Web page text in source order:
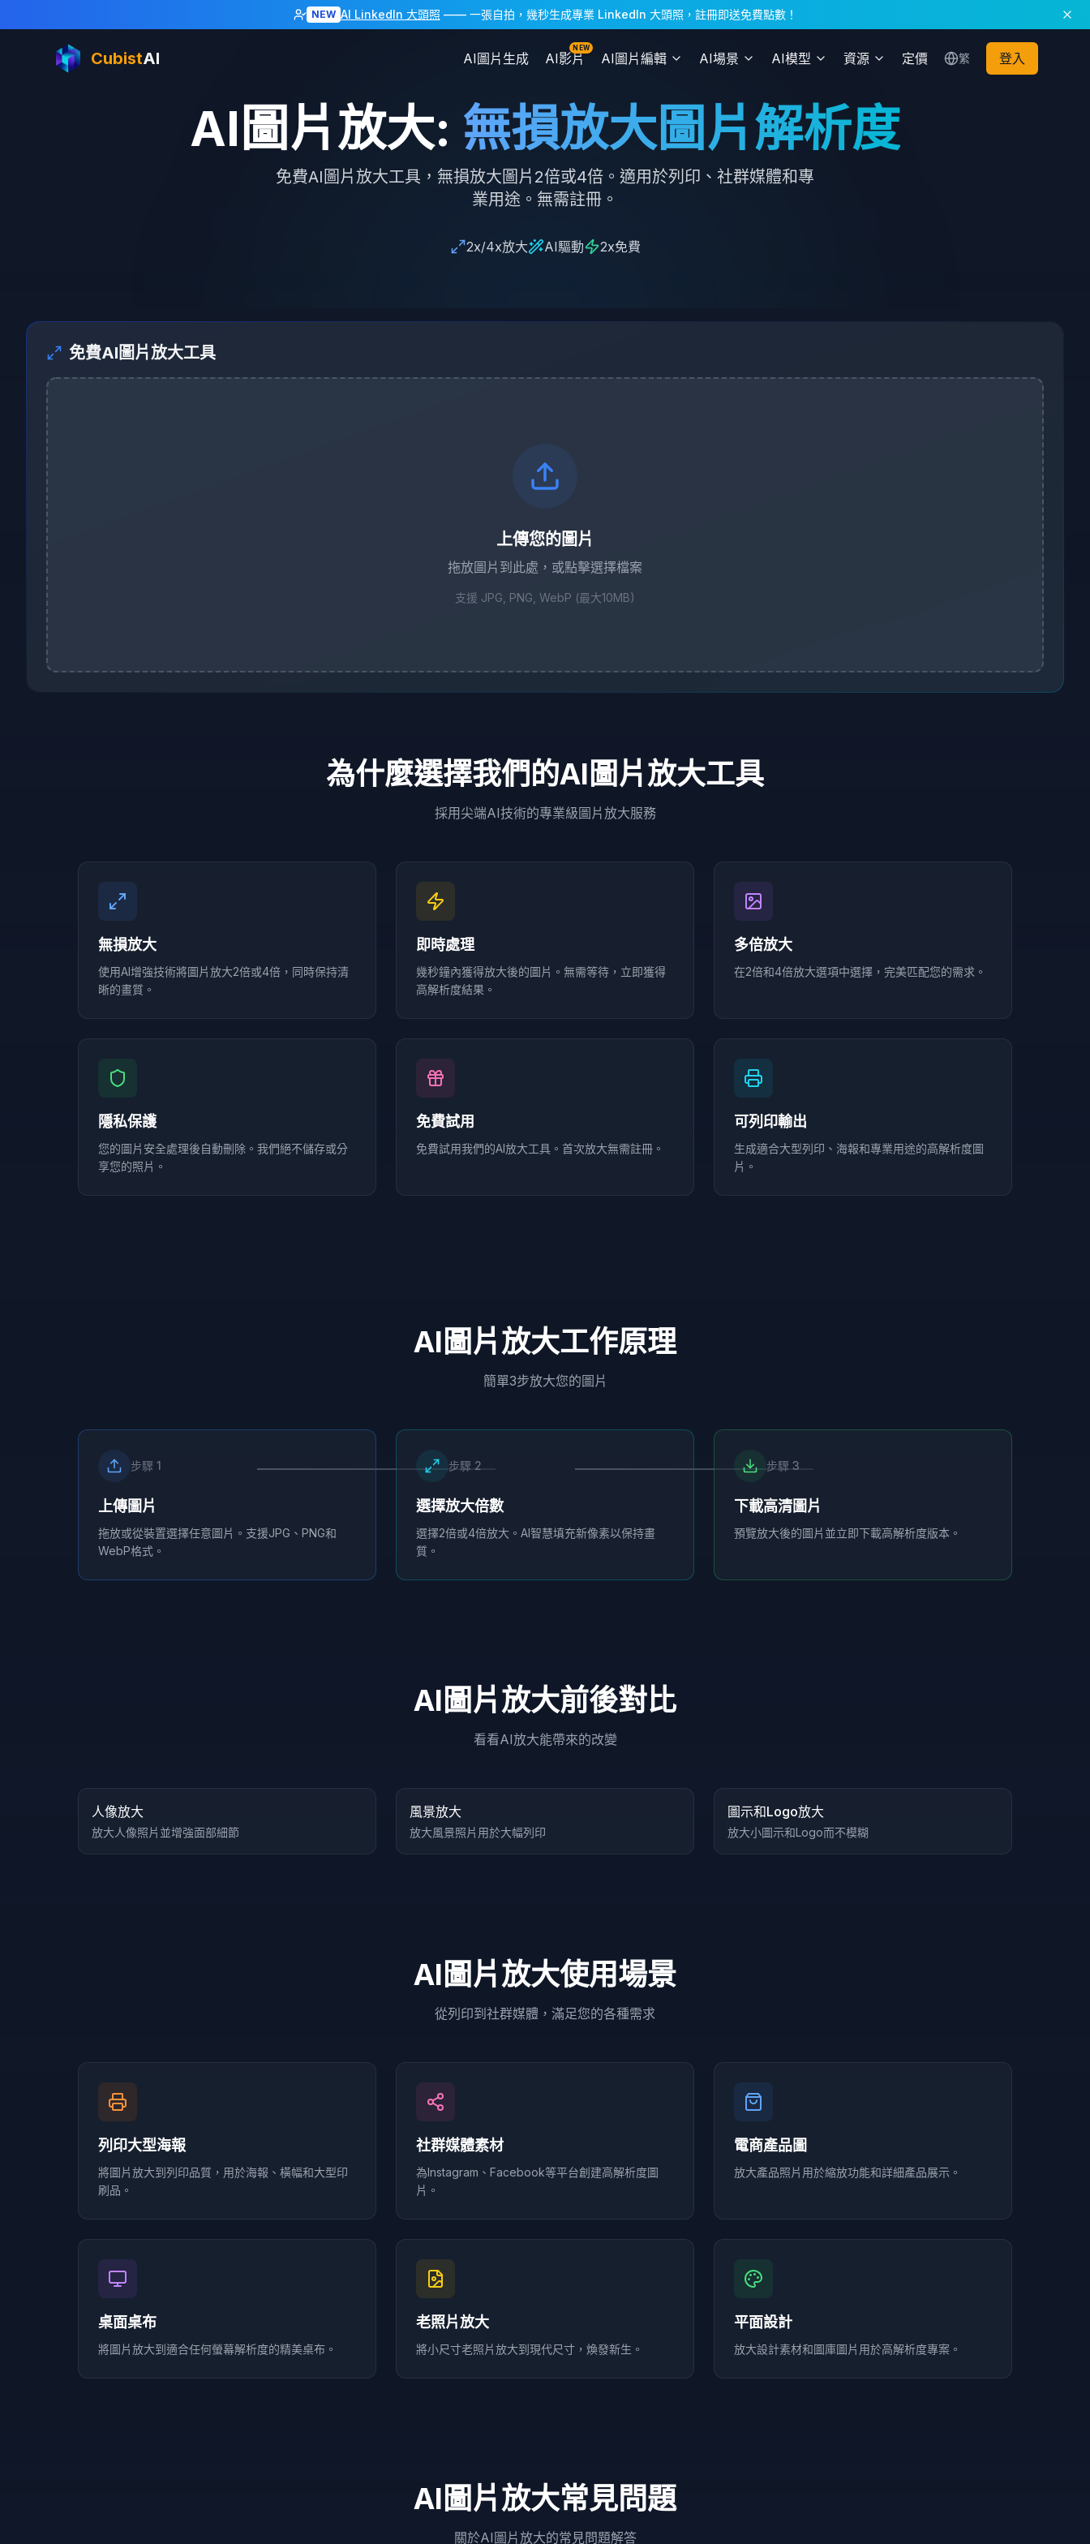
NEW AI LinkedIn 大頭照 —— 一張自拍，幾秒生成專業 LinkedIn 大頭照，註冊即送免費點數！
CubistAI AI圖片生成 AI影片
NEW
AI圖片編輯 AI場景 AI模型 資源 定價 繁 登入
AI圖片放大: 無損放大圖片解析度
免費AI圖片放大工具，無損放大圖片2倍或4倍。適用於列印、社群媒體和專
業用途。無需註冊。
2x/4x放大 AI驅動 2x免費
免費AI圖片放大工具
上傳您的圖片
拖放圖片到此處，或點擊選擇檔案
支援 JPG, PNG, WebP (最大10MB)
為什麼選擇我們的AI圖片放大工具
採用尖端AI技術的專業級圖片放大服務
無損放大
使用AI增強技術將圖片放大2倍或4倍，同時保持清
晰的畫質。
即時處理
幾秒鐘內獲得放大後的圖片。無需等待，立即獲得
高解析度結果。
多倍放大
在2倍和4倍放大選項中選擇，完美匹配您的需求。
隱私保護
您的圖片安全處理後自動刪除。我們絕不儲存或分
享您的照片。
免費試用
免費試用我們的AI放大工具。首次放大無需註冊。
可列印輸出
生成適合大型列印、海報和專業用途的高解析度圖
片。
AI圖片放大工作原理
簡單3步放大您的圖片
步驟 1
上傳圖片
拖放或從裝置選擇任意圖片。支援JPG、PNG和
WebP格式。
步驟 2
選擇放大倍數
選擇2倍或4倍放大。AI智慧填充新像素以保持畫
質。
步驟 3
下載高清圖片
預覽放大後的圖片並立即下載高解析度版本。
AI圖片放大前後對比
看看AI放大能帶來的改變
人像放大
放大人像照片並增強面部細節
風景放大
放大風景照片用於大幅列印
圖示和Logo放大
放大小圖示和Logo而不模糊
AI圖片放大使用場景
從列印到社群媒體，滿足您的各種需求
列印大型海報
將圖片放大到列印品質，用於海報、橫幅和大型印
刷品。
社群媒體素材
為Instagram、Facebook等平台創建高解析度圖
片。
電商產品圖
放大產品照片用於縮放功能和詳細產品展示。
桌面桌布
將圖片放大到適合任何螢幕解析度的精美桌布。
老照片放大
將小尺寸老照片放大到現代尺寸，煥發新生。
平面設計
放大設計素材和圖庫圖片用於高解析度專案。
AI圖片放大常見問題
關於AI圖片放大的常見問題解答